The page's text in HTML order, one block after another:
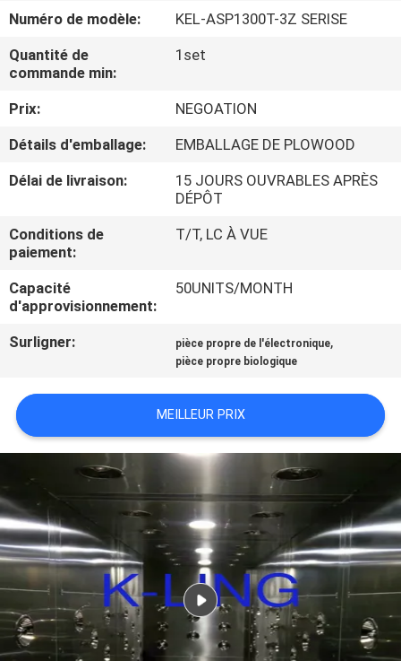
VISITE
L'USINE
CONTRÔLE
LA
QUALITÉ
CONTACTER
NOUVELLES
LES
AFFAIRES
PLAN
DU
SITE
Numéro de modèle:
KEL-ASP1300T-3Z SERISE
Quantité de
commande min:
1set
Prix:
NEGOATION
Détails d'emballage:
EMBALLAGE DE PLOWOOD
Délai de livraison:
15 JOURS OUVRABLES APRÈS
DÉPÔT
Conditions de
paiement:
T/T, LC À VUE
Capacité
d'approvisionnement:
50UNITS/MONTH
Surligner: pièce propre de l'électronique,
pièce propre biologique
MEILLEUR PRIX